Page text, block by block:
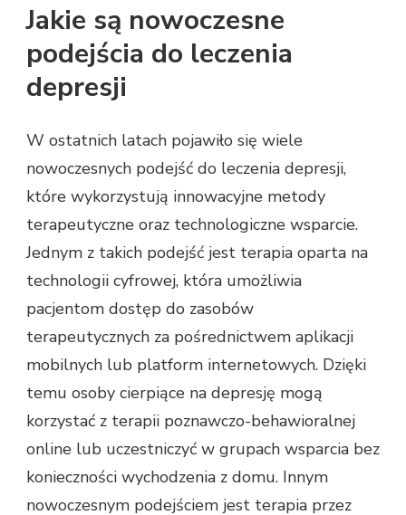
Jakie są nowoczesne
podejścia do leczenia
depresji
W ostatnich latach pojawiło się wiele
nowoczesnych podejść do leczenia depresji,
które wykorzystują innowacyjne metody
terapeutyczne oraz technologiczne wsparcie.
Jednym z takich podejść jest terapia oparta na
technologii cyfrowej, która umożliwia
pacjentom dostęp do zasobów
terapeutycznych za pośrednictwem aplikacji
mobilnych lub platform internetowych. Dzięki
temu osoby cierpiące na depresję mogą
korzystać z terapii poznawczo-behawioralnej
online lub uczestniczyć w grupach wsparcia bez
konieczności wychodzenia z domu. Innym
nowoczesnym podejściem jest terapia przez